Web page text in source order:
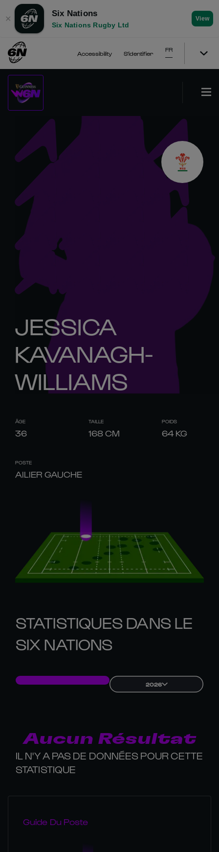
✕
Six Nations
Six Nations Rugby Ltd
View
Accessibility S'identifier
FR
JESSICA
KAVANAGH-
WILLIAMS
ÂGE
36
TAILLE
168CM
POIDS
64 KG
POSTE
AILIER GAUCHE
STATISTIQUES DANS LE
SIX NATIONS
2026
Aucun Résultat
IL N'Y A PAS DE DONNÉES POUR CETTE
STATISTIQUE
Guide Du Poste